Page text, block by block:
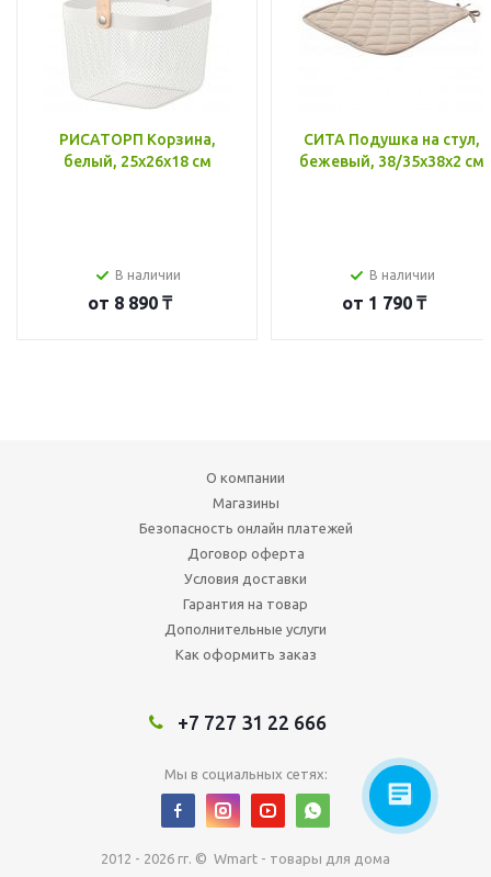
РИСАТОРП Корзина,
белый, 25x26x18 см
В наличии
от 8 890 ₸
СИТА Подушка на стул,
бежевый, 38/35x38x2 см
В наличии
от 1 790 ₸
О компании
Магазины
Безопасность онлайн платежей
Договор оферта
Условия доставки
Гарантия на товар
Дополнительные услуги
Как оформить заказ
+7 727 31 22 666
Мы в социальных сетях:
2012 - 2026 гг. © Wmart - товары для дома